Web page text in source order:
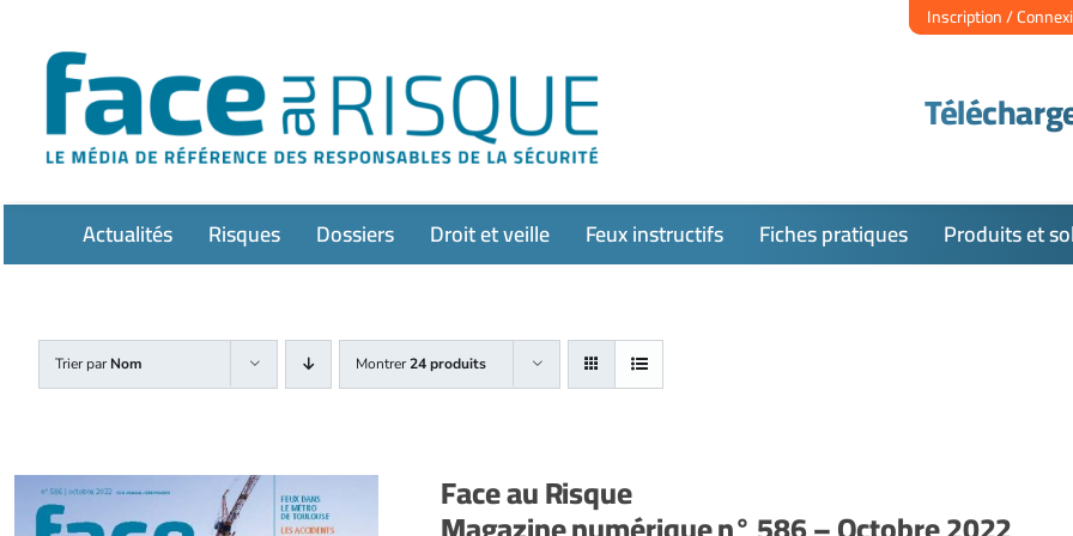
contenu
Inscription /
Actualités Risques Dossiers Droit et veille Feux instructifs Fiches pratiques Produits et
Trier parNom Montrer24 produits
Face au Risque